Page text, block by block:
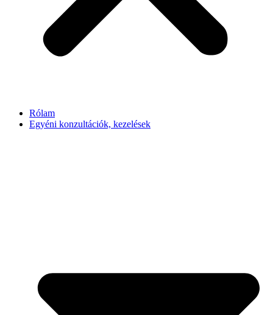
Rólam
Egyéni konzultációk, kezelések